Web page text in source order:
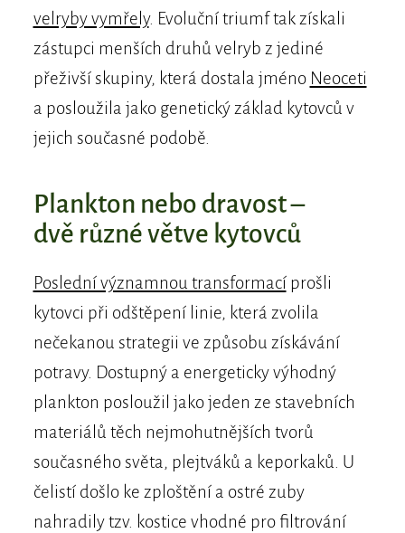
velryby vymřely. Evoluční triumf tak získali
zástupci menších druhů velryb z jediné
přeživší skupiny, která dostala jméno Neoceti
a posloužila jako genetický základ kytovců v
jejich současné podobě.
Plankton nebo dravost –
dvě různé větve kytovců
Poslední významnou transformacíprošli
kytovci při odštěpení linie, která zvolila
nečekanou strategii ve způsobu získávání
potravy. Dostupný a energeticky výhodný
plankton posloužil jako jeden ze stavebních
materiálů těch nejmohutnějších tvorů
současného světa, plejtváků a keporkaků. U
čelistí došlo ke zploštění a ostré zuby
nahradily tzv. kostice vhodné pro filtrování